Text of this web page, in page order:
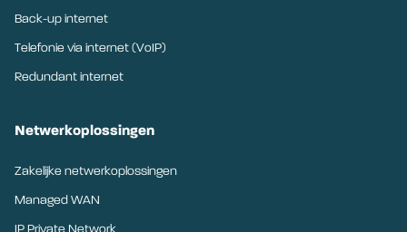
Back-up internet
Telefonie via internet (VoIP)
Redundant internet
Netwerkoplossingen
Zakelijke netwerkoplossingen
Managed WAN
IP Private Network